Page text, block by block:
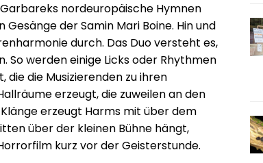
nordeuropäische Hymnen
der Samin Mari Boine. Hin und
durch. Das Duo versteht es,
So werden einige Licks oder Rhythmen
die Musizierenden zu ihren
erzeugt, die zuweilen an den
erzeugt Harms mit über dem
über der kleinen Bühne hängt,
kurz vor der Geisterstunde.